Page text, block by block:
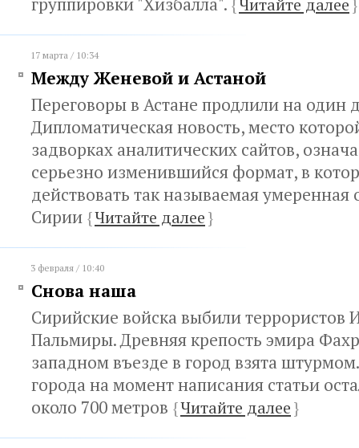
{Читайте далее}
17 марта / 10:34
Между Женевой и Астаной
Переговоры в Астане продлили на один
Дипломатическая новость, место
задворках аналитических сайтов,
серьезно изменившийся формат, в
действовать так называемая умеренная
Сирии {Читайте далее}
3 февраля / 10:40
Снова наша
Сирийские войска выбили террористов
Пальмиры. Древняя крепость эмира
западном въезде в город взята
города на момент написания статьи
около 700 метров {Читайте далее}